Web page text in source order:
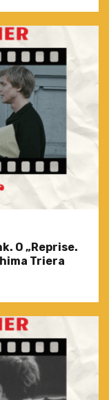
O „Reprise.
Triera